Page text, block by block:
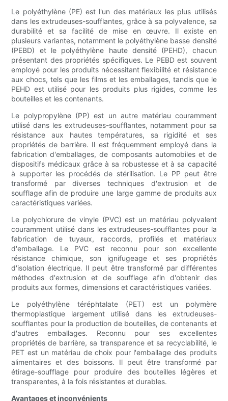
Le polyéthylène (PE) est l'un des matériaux les plus utilisés
dans les extrudeuses-soufflantes, grâce à sa polyvalence, sa
durabilité et sa facilité de mise en œuvre. Il existe en
plusieurs variantes, notamment le polyéthylène basse densité
(PEBD) et le polyéthylène haute densité (PEHD), chacun
présentant des propriétés spécifiques. Le PEBD est souvent
employé pour les produits nécessitant flexibilité et résistance
aux chocs, tels que les films et les emballages, tandis que le
PEHD est utilisé pour les produits plus rigides, comme les
bouteilles et les contenants.
Le polypropylène (PP) est un autre matériau couramment
utilisé dans les extrudeuses-soufflantes, notamment pour sa
résistance aux hautes températures, sa rigidité et ses
propriétés de barrière. Il est fréquemment employé dans la
fabrication d'emballages, de composants automobiles et de
dispositifs médicaux grâce à sa robustesse et à sa capacité
à supporter les procédés de stérilisation. Le PP peut être
transformé par diverses techniques d'extrusion et de
soufflage afin de produire une large gamme de produits aux
caractéristiques variées.
Le polychlorure de vinyle (PVC) est un matériau polyvalent
couramment utilisé dans les extrudeuses-soufflantes pour la
fabrication de tuyaux, raccords, profilés et matériaux
d'emballage. Le PVC est reconnu pour son excellente
résistance chimique, son ignifugeage et ses propriétés
d'isolation électrique. Il peut être transformé par différentes
méthodes d'extrusion et de soufflage afin d'obtenir des
produits aux formes, dimensions et caractéristiques variées.
Le polyéthylène téréphtalate (PET) est un polymère
thermoplastique largement utilisé dans les extrudeuses-
soufflantes pour la production de bouteilles, de contenants et
d'autres emballages. Reconnu pour ses excellentes
propriétés de barrière, sa transparence et sa recyclabilité, le
PET est un matériau de choix pour l'emballage des produits
alimentaires et des boissons. Il peut être transformé par
étirage-soufflage pour produire des bouteilles légères et
transparentes, à la fois résistantes et durables.
Avantages et inconvénients